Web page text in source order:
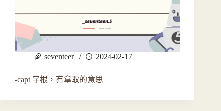
seventeen 2024-02-17
-capt 字根，有拿取的意思